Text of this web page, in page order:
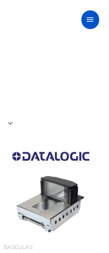
BASCULAS